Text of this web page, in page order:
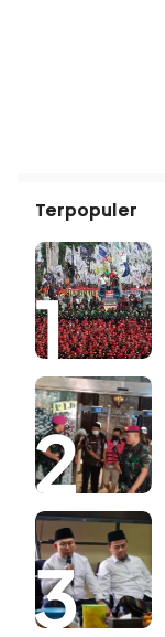
Terpopuler